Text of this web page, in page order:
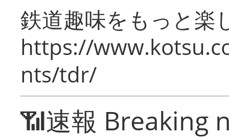
鉄道趣味をもっと楽
https://
nts/tdr/
📶速報 Breaking